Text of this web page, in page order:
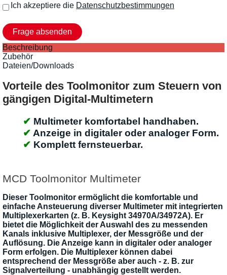
Ich akzeptiere die Datenschutzbestimmungen
Beschreibung
Zubehör
Dateien/Downloads
Vorteile des Toolmonitor zum Steuern von
gängigen Digital-Multimetern
Multimeter komfortabel handhaben.
Anzeige in digitaler oder analoger Form.
Komplett fernsteuerbar.
MCD Toolmonitor Multimeter
Dieser Toolmonitor ermöglicht die komfortable und
einfache Ansteuerung diverser Multimeter mit integrierten
Multiplexerkarten (z. B. Keysight 34970A/34972A). Er
bietet die Möglichkeit der Auswahl des zu messenden
Kanals inklusive Multiplexer, der Messgröße und der
Auflösung. Die Anzeige kann in digitaler oder analoger
Form erfolgen. Die Multiplexer können dabei
entsprechend der Messgröße aber auch - z. B. zur
Signalverteilung - unabhängig gestellt werden.